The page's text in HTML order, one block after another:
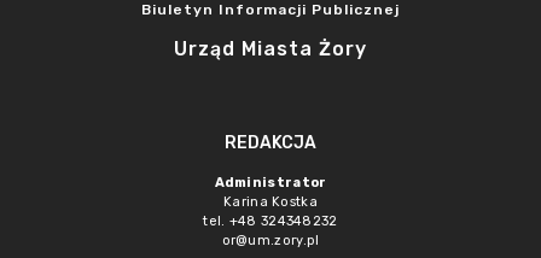
Biuletyn Informacji Publicznej
Urząd Miasta Żory
REDAKCJA
Administrator
Karina Kostka
tel. +48 324348232
or@um.zory.pl